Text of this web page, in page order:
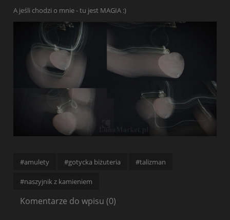
A jeśli chodzi o mnie - tu jest MAGIA :)
#amulety #gotycka biżuteria #talizman
#naszyjnik z kamieniem
Komentarze do wpisu (0)